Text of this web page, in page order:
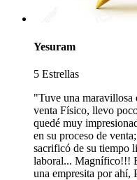
Yesuram
5 Estrellas
"Tuve una maravillosa
venta Físico, llevo
quedé muy
en su proceso de
sacrificó de su tiempo
laboral... Magnífico!!!
una empresita por ahí,